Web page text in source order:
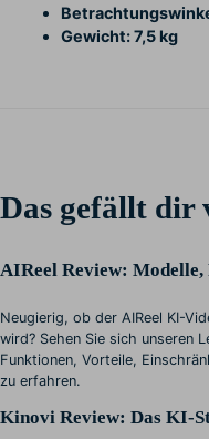
Gewicht: 7,5 kg
Das gefällt dir
AIReel Review: Modelle,
Neugierig, ob der AIReel KI-
wird? Sehen Sie sich unseren
Funktionen, Vorteile,
zu erfahren.
Kinovi Review: Das KI-